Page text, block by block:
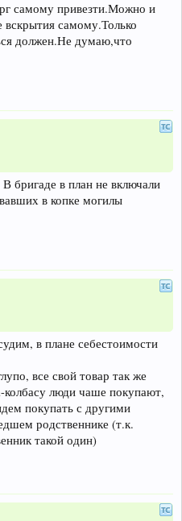
самому привезти.Можно и
самому.Только
должен.Не думаю,что
бригаде в план не включали
в копке могилы
в плане себестоимости
все свой товар так же
люди чаше покупают,
покупать с другими
родственнике (т.к.
такой один)